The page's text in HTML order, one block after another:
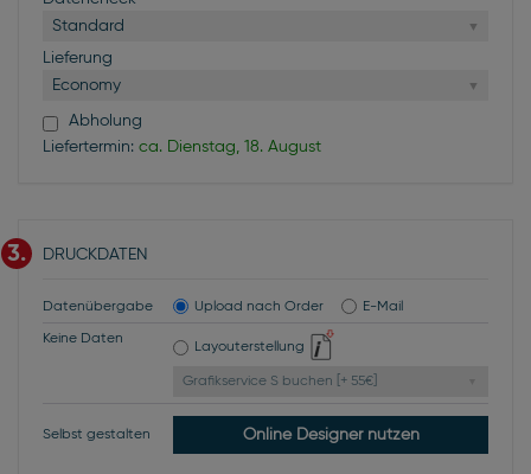
Standard
Lieferung
Economy
Abholung
Liefertermin: ca. Dienstag, 18. August
3. DRUCKDATEN
Datenübergabe Upload nach Order E-Mail
Keine Daten
Layouterstellung
Grafikservice S buchen [+ 55€]
Selbst gestalten Online Designer nutzen